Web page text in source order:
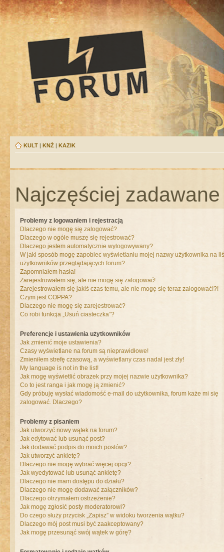
KULT | KNŻ | KAZIK
Najczęściej
Problemy z logowaniem i rejestracją
Dlaczego nie mogę się zalogować?
Dlaczego w ogóle muszę się rejestrować?
Dlaczego jestem automatycznie wylogowywany?
W jaki sposób mogę zapobiec wyświetlaniu mojej nazwy użytkownika na
użytkowników przeglądających forum?
Zapomniałem hasła!
Zarejestrowałem się, ale nie mogę się zalogować!
Zarejestrowałem się jakiś czas temu, ale nie mogę się teraz zalogować!?!
Czym jest COPPA?
Dlaczego nie mogę się zarejestrować?
Co robi funkcja „Usuń ciasteczka”?
Preferencje i ustawienia użytkowników
Jak zmienić moje ustawienia?
Czasy wyświetlane na forum są nieprawidłowe!
Zmieniłem strefę czasową, a wyświetlany czas nadal jest zły!
My language is not in the list!
Jak mogę wyświetlić obrazek przy mojej nazwie użytkownika?
Co to jest ranga i jak mogę ją zmienić?
Gdy próbuję wysłać wiadomość e-mail do użytkownika, forum każe mi się
zalogować. Dlaczego?
Problemy z pisaniem
Jak utworzyć nowy wątek na forum?
Jak edytować lub usunąć post?
Jak dodawać podpis do moich postów?
Jak utworzyć ankietę?
Dlaczego nie mogę wybrać więcej opcji?
Jak wyedytować lub usunąć ankietę?
Dlaczego nie mam dostępu do działu?
Dlaczego nie mogę dodawać załączników?
Dlaczego otrzymałem ostrzeżenie?
Jak mogę zgłosić posty moderatorowi?
Do czego służy przycisk „Zapisz” w widoku tworzenia wątku?
Dlaczego mój post musi być zaakceptowany?
Jak mogę przesunąć swój wątek w górę?